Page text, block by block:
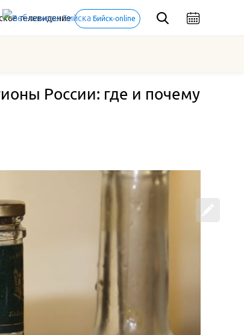
телевидение Бийск-online
России: где и почему